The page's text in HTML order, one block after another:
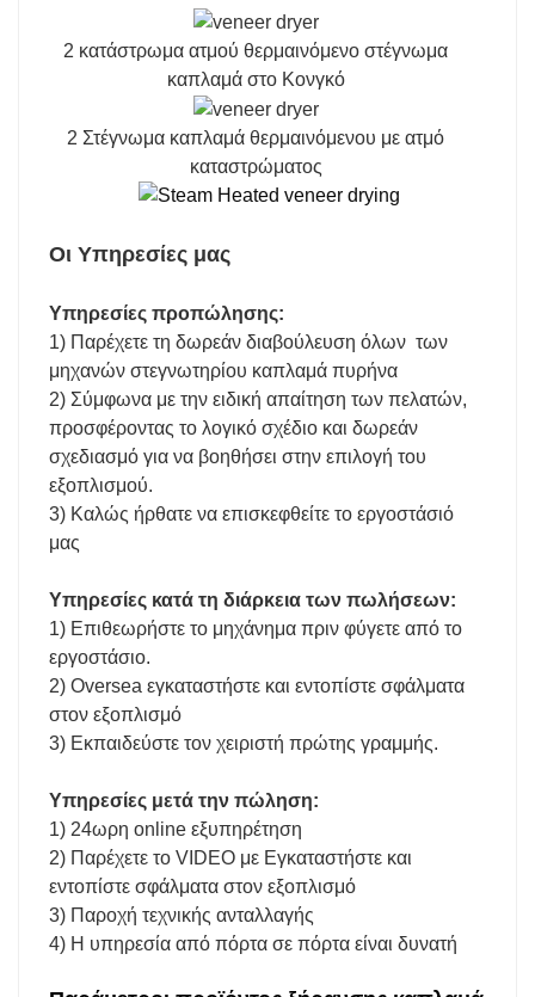
2 κατάστρωμα ατμού θερμαινόμενο στέγνωμα
καπλαμά στο Κονγκό
2 Στέγνωμα καπλαμά θερμαινόμενου με ατμό
καταστρώματος
Οι Υπηρεσίες μας
Υπηρεσίες προπώλησης:
1) Παρέχετε τη δωρεάν διαβούλευση όλων των
μηχανών στεγνωτηρίου καπλαμά πυρήνα
2) Σύμφωνα με την ειδική απαίτηση των πελατών,
προσφέροντας το λογικό σχέδιο και δωρεάν
σχεδιασμό για να βοηθήσει στην επιλογή του
εξοπλισμού.
3) Καλώς ήρθατε να επισκεφθείτε το εργοστάσιό
μας
Υπηρεσίες κατά τη διάρκεια των πωλήσεων:
1) Επιθεωρήστε το μηχάνημα πριν φύγετε από το
εργοστάσιο.
2) Oversea εγκαταστήστε και εντοπίστε σφάλματα
στον εξοπλισμό
3) Εκπαιδεύστε τον χειριστή πρώτης γραμμής.
Υπηρεσίες μετά την πώληση:
1) 24ωρη online εξυπηρέτηση
2) Παρέχετε το VIDEO με Εγκαταστήστε και
εντοπίστε σφάλματα στον εξοπλισμό
3) Παροχή τεχνικής ανταλλαγής
4) Η υπηρεσία από πόρτα σε πόρτα είναι δυνατή